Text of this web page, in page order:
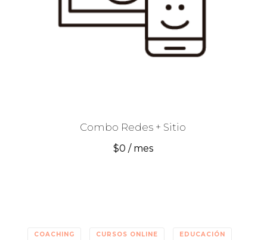
Combo Redes + Sitio
$0 / mes
COACHING CURSOS ONLINE
EDUCACIÓN